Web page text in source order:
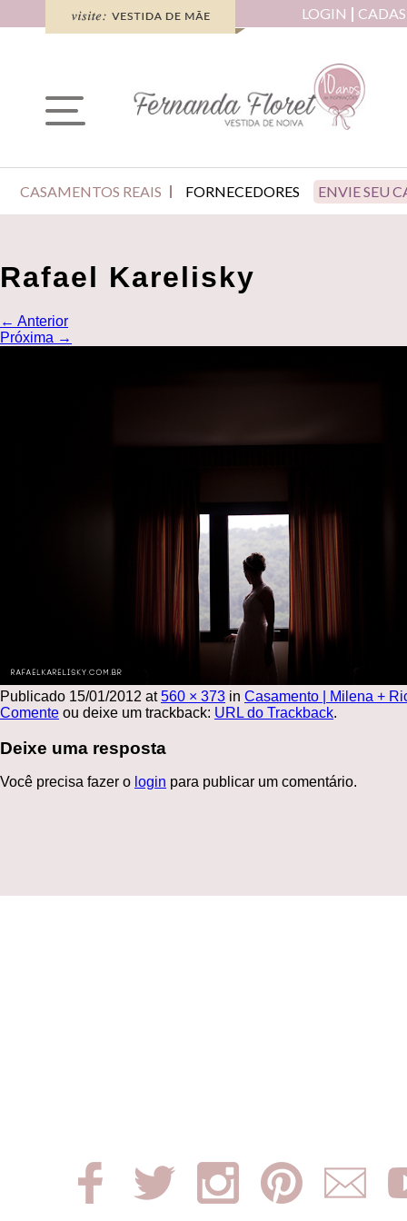
LOGIN
CASAMENTOS REAIS FORNECEDORES ENVIE SEU
Rafael Karelisky
← Anterior
Próxima →
Publicado 15/01/2012 at560 × 373 in Casamento | Milena +
Comente ou deixe um trackback: URL do Trackback.
Deixe uma resposta
Você precisa fazer o login para publicar um comentário.